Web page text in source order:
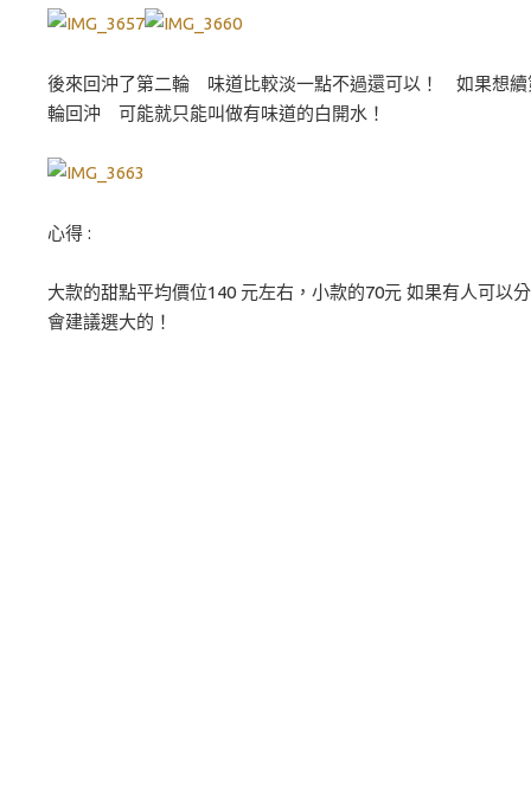
後來回沖了第二輪 味道比較淡一點不過還可以！ 如果想續
輪回沖 可能就只能叫做有味道的白開水！
心得 :
大款的甜點平均價位140 元左右，小款的70元 如果有人可以
會建議選大的！